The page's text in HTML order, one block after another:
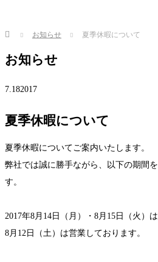
Home お知らせ 夏季休暇について
お知らせ
7.182017
夏季休暇について
夏季休暇についてご案内いたします。
弊社では誠に勝手ながら、以下の期間
す。
2017年8月14日（月）・8月15日（火）
8月12日（土）は営業しております。